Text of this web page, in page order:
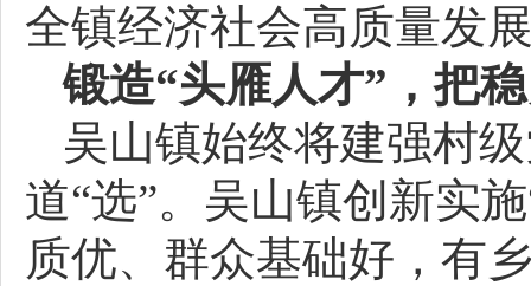
全镇经济社会高质量发
锻造“头雁人才”，把
吴山镇始终将建强村
道“选”。吴山镇创新实
质优、群众基础好，有